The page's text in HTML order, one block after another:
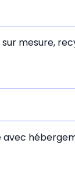
mesure,